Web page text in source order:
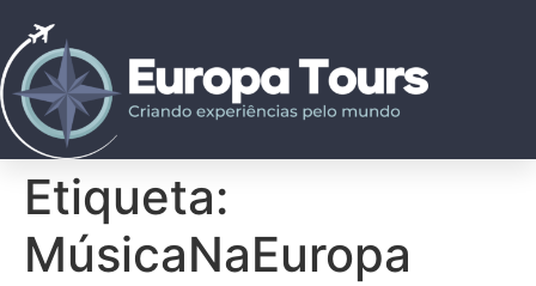
Etiqueta:
MúsicaNaEuropa